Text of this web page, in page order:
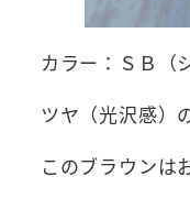
カラー：ＳＢ（
ツヤ（光沢感）
このブラウンは